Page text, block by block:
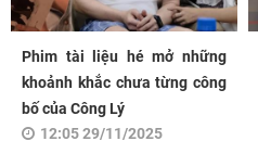
Phim tài liệu hé mở những
khoảnh khắc chưa từng công
bố của Công Lý
12:05 29/11/2025